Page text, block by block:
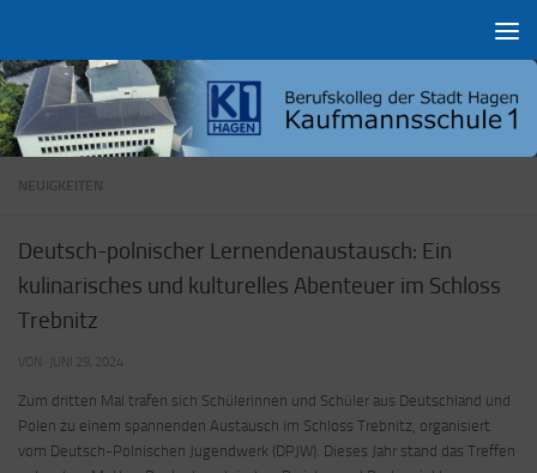
NEUIGKEITEN
Deutsch-polnischer Lernendenaustausch: Ein
kulinarisches und kulturelles Abenteuer im Schloss
Trebnitz
VON JUNI 29, 2024
Zum dritten Mal trafen sich Schülerinnen und Schüler aus Deutschland und
Polen zu einem spannenden Austausch im Schloss Trebnitz, organisiert
vom Deutsch-Polnischen Jugendwerk (DPJW). Dieses Jahr stand das Treffen